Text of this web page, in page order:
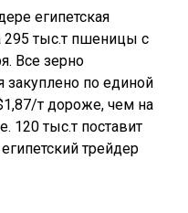
египетская
295 тыс.т пшеницы с
Все зерно
закуплено по единой
т дороже, чем на
120 тыс.т поставит
трейдер